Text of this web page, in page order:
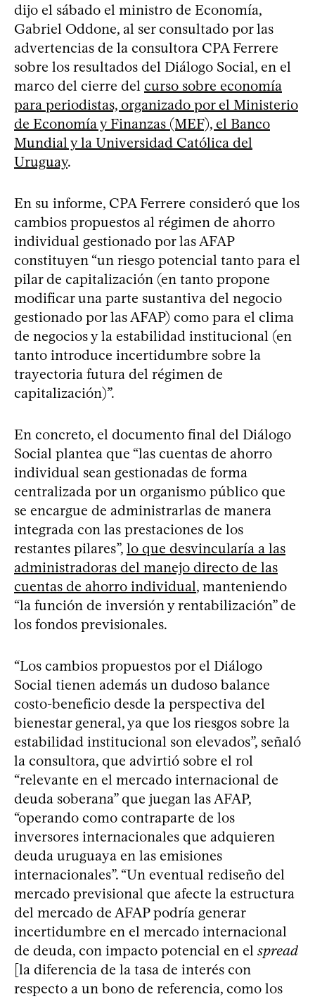
dijo el sábado el ministro de Economía,
Gabriel Oddone, al ser consultado por las
advertencias de la consultora CPA Ferrere
sobre los resultados del Diálogo Social, en el
marco del cierre del curso sobre economía
para periodistas, organizado por el Ministerio
de Economía y Finanzas (MEF), el Banco
Mundial y la Universidad Católica del
Uruguay.
En su informe, CPA Ferrere consideró que los
cambios propuestos al régimen de ahorro
individual gestionado por las AFAP
constituyen “un riesgo potencial tanto para el
pilar de capitalización (en tanto propone
modificar una parte sustantiva del negocio
gestionado por las AFAP) como para el clima
de negocios y la estabilidad institucional (en
tanto introduce incertidumbre sobre la
trayectoria futura del régimen de
capitalización)”.
En concreto, el documento final del Diálogo
Social plantea que “las cuentas de ahorro
individual sean gestionadas de forma
centralizada por un organismo público que
se encargue de administrarlas de manera
integrada con las prestaciones de los
restantes pilares”, lo que desvincularía a las
administradoras del manejo directo de las
cuentas de ahorro individual, manteniendo
“la función de inversión y rentabilización” de
los fondos previsionales.
“Los cambios propuestos por el Diálogo
Social tienen además un dudoso balance
costo-beneficio desde la perspectiva del
bienestar general, ya que los riesgos sobre la
estabilidad institucional son elevados”, señaló
la consultora, que advirtió sobre el rol
“relevante en el mercado internacional de
deuda soberana” que juegan las AFAP,
“operando como contraparte de los
inversores internacionales que adquieren
deuda uruguaya en las emisiones
internacionales”. “Un eventual rediseño del
mercado previsional que afecte la estructura
del mercado de AFAP podría generar
incertidumbre en el mercado internacional
de deuda, con impacto potencial en el spread
[la diferencia de la tasa de interés con
respecto a un bono de referencia, como los